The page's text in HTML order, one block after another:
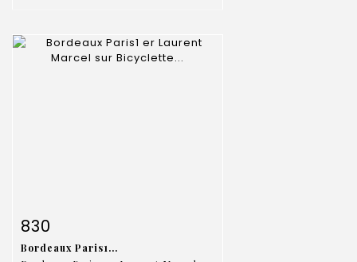
Fiche détaillée
830
Bordeaux Paris1...